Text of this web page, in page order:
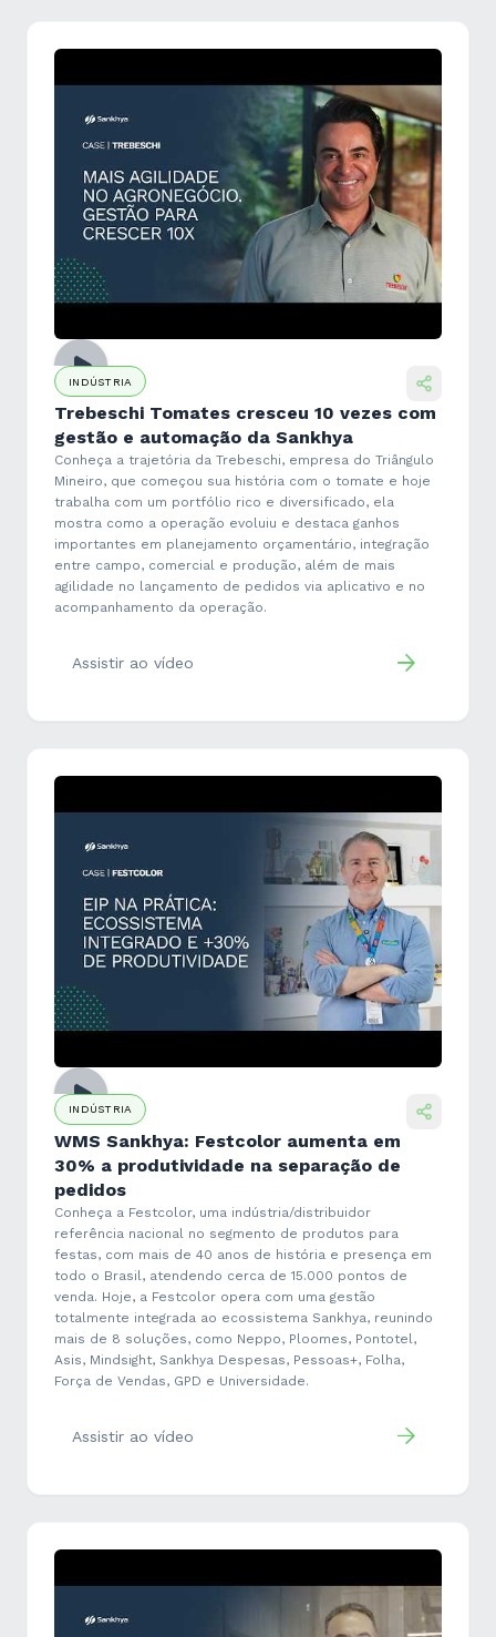
INDÚSTRIA
Trebeschi Tomates cresceu 10 vezes com
gestão e automação da Sankhya
Conheça a trajetória da Trebeschi, empresa do Triângulo
Mineiro, que começou sua história com o tomate e hoje
trabalha com um portfólio rico e diversificado, ela
mostra como a operação evoluiu e destaca ganhos
importantes em planejamento orçamentário, integração
entre campo, comercial e produção, além de mais
agilidade no lançamento de pedidos via aplicativo e no
acompanhamento da operação.
Assistir ao vídeo
INDÚSTRIA
WMS Sankhya: Festcolor aumenta em
30% a produtividade na separação de
pedidos
Conheça a Festcolor, uma indústria/distribuidor
referência nacional no segmento de produtos para
festas, com mais de 40 anos de história e presença em
todo o Brasil, atendendo cerca de 15.000 pontos de
venda. Hoje, a Festcolor opera com uma gestão
totalmente integrada ao ecossistema Sankhya, reunindo
mais de 8 soluções, como Neppo, Ploomes, Pontotel,
Asis, Mindsight, Sankhya Despesas, Pessoas+, Folha,
Força de Vendas, GPD e Universidade.
Assistir ao vídeo